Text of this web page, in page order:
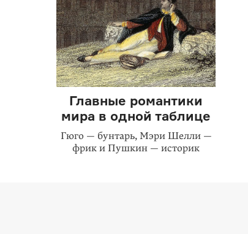
Главные романтики
мира в одной таблице
Гюго — бунтарь, Мэри Шелли —
фрик и Пушкин — историк